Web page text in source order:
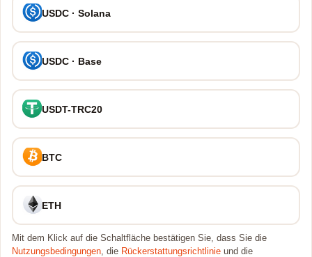
USDC · Solana
USDC · Base
USDT-TRC20
BTC
ETH
Mit dem Klick auf die Schaltfläche bestätigen Sie, dass Sie die
Nutzungsbedingungen, die Rückerstattungsrichtlinie und die